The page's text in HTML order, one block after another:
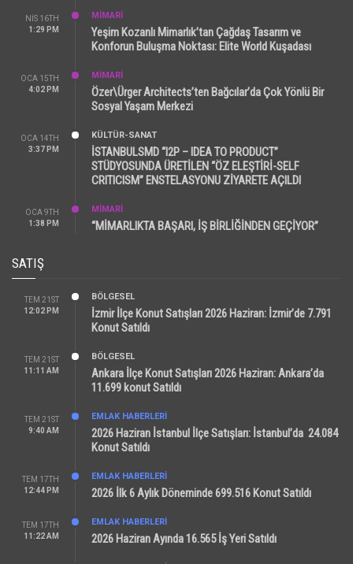
NIS 16TH
1:29 PM
MİMARİ
Yeşim Kozanlı Mimarlık’tan Çağdaş Tasarım ve
Konforun Buluşma Noktası: Elite World Kuşadası
OCA 15TH
4:02 PM
MİMARİ
Özer\Ürger Architects’ten Bağcılar’da Çok Yönlü Bir
Sosyal Yaşam Merkezi
OCA 14TH
3:37 PM
KÜLTÜR-SANAT
İSTANBULSMD “I2P – IDEA TO PRODUCT”
STÜDYOSUNDA ÜRETİLEN “ÖZ ELEŞTİRİ-SELF
CRITICISM” ENSTELASYONU ZİYARETE AÇILDI
OCA 9TH
1:38 PM
MİMARİ
“MİMARLIKTA BAŞARI, İŞ BİRLİĞİNDEN GEÇİYOR”
SATIŞ
TEM 21ST
12:02 PM
BÖLGESEL
İzmir İlçe Konut Satışları 2026 Haziran: İzmir’de 7.791
Konut Satıldı
TEM 21ST
11:11 AM
BÖLGESEL
Ankara İlçe Konut Satışları 2026 Haziran: Ankara’da
11.699 konut Satıldı
TEM 21ST
9:40 AM
EMLAK HABERLERI
2026 Haziran İstanbul İlçe Satışları: İstanbul’da 24.084
Konut Satıldı
TEM 17TH
12:44 PM
EMLAK HABERLERI
2026 İlk 6 Aylık Döneminde 699.516 Konut Satıldı
TEM 17TH
11:22 AM
EMLAK HABERLERI
2026 Haziran Ayında 16.565 İş Yeri Satıldı